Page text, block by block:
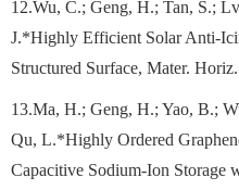
12.Wu, C.; Geng, H.; Tan, S.;
J.*Highly Efficient Solar Anti-
Structured Surface, Mater.
13.Ma, H.; Geng, H.; Yao, B.;
Qu, L.*Highly Ordered
Capacitive Sodium-Ion Storage